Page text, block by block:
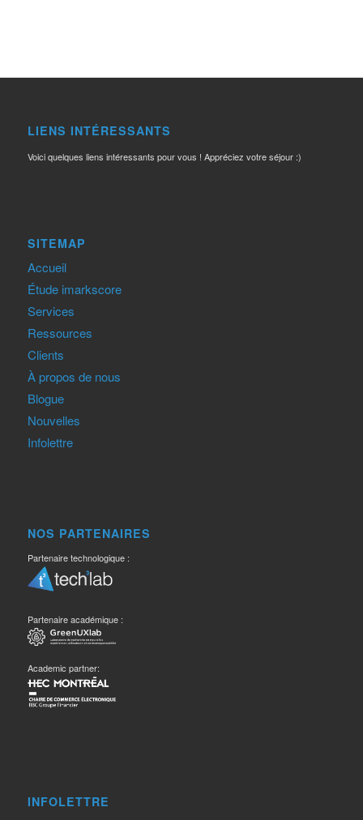
LIENS INTÉRESSANTS
Voici quelques liens intéressants pour vous ! Appréciez votre séjour :)
SITEMAP
Accueil
Étude imarkscore
Services
Ressources
Clients
À propos de nous
Blogue
Nouvelles
Infolettre
NOS PARTENAIRES
Partenaire technologique :
Partenaire académique :
Academic partner:
INFOLETTRE